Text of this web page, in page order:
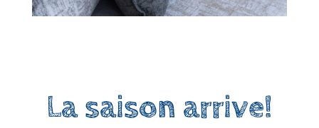
La saison arrive!